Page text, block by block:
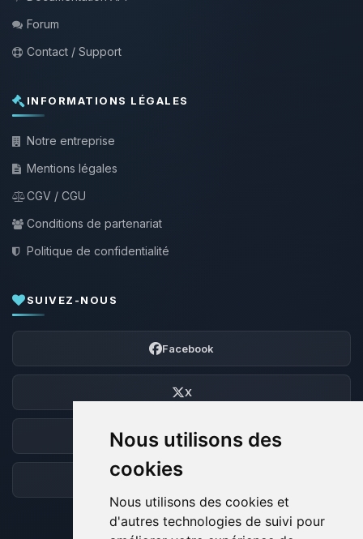
Nous utilisons des
cookies
Nous utilisons des cookies et
d'autres technologies de suivi pour
Forum
Contact / Support
INFORMATIONS LÉGALES
Notre entreprise
Mentions légales
CGV / CGU
Conditions de partenariat
Politique de confidentialité
SUIVEZ-NOUS
Facebook
X
Discord
Forum